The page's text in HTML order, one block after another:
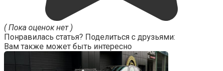
( Пока оценок нет )
Понравилась статья? Поделиться с друзьями:
Вам также может быть интересно